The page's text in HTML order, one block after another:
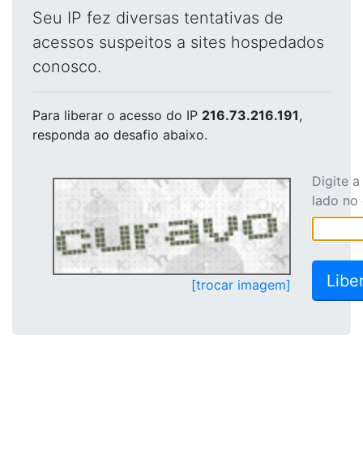
Seu IP fez diversas tentativas de
acessos suspeitos a sites hospedados
conosco.
Para liberar o acesso do IP 216.73.216.191,
responda ao desafio abaixo.
[trocar imagem]
Digite
lado no